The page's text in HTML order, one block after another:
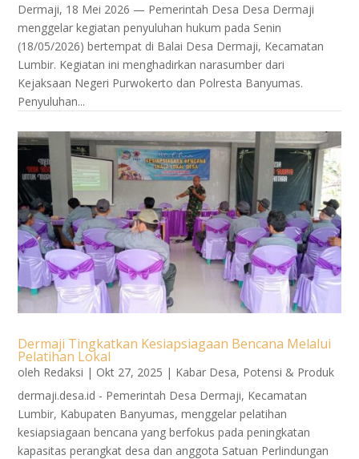
Dermaji, 18 Mei 2026 — Pemerintah Desa Desa Dermaji
menggelar kegiatan penyuluhan hukum pada Senin
(18/05/2026) bertempat di Balai Desa Dermaji, Kecamatan
Lumbir. Kegiatan ini menghadirkan narasumber dari
Kejaksaan Negeri Purwokerto dan Polresta Banyumas.
Penyuluhan...
Dermaji Tingkatkan Kesiapsiagaan Bencana Melalui
Pelatihan Lokal
oleh Redaksi | Okt 27, 2025 | Kabar Desa, Potensi & Produk
dermaji.desa.id - Pemerintah Desa Dermaji, Kecamatan
Lumbir, Kabupaten Banyumas, menggelar pelatihan
kesiapsiagaan bencana yang berfokus pada peningkatan
kapasitas perangkat desa dan anggota Satuan Perlindungan